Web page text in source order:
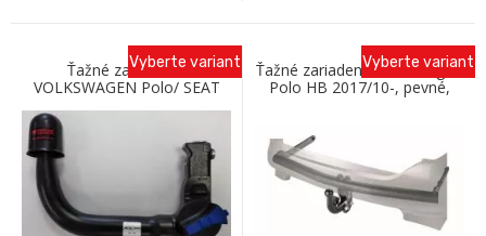
Ťažné zariadenie
VOLKSWAGEN Polo/ SEAT
Vyberte variant
Ťažné zariadenie Volkswagen
Polo HB 2017/10-, pevné,
Vyberte variant